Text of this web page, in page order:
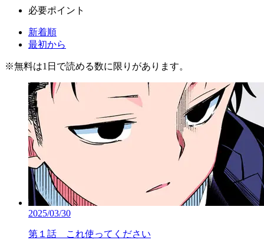
必要ポイント
新着順
最初から
※無料は1日で読める数に限りがあります。
2025/03/30
第１話 これ使ってください